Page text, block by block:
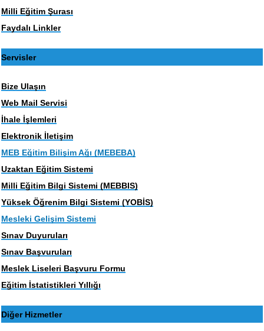
Milli Eğitim Şurası
Faydalı Linkler
Servisler
Bize Ulaşın
Web Mail Servisi
İhale İşlemleri
Elektronik İletişim
MEB Eğitim Bilişim Ağı (MEBEBA)
Uzaktan Eğitim Sistemi
Milli Eğitim Bilgi Sistemi (MEBBIS)
Yüksek Öğrenim Bilgi Sistemi (YOBİS)
Mesleki Gelişim Sistemi
Sınav Duyuruları
Sınav Başvuruları
Meslek Liseleri Başvuru Formu
Eğitim İstatistikleri Yıllığı
Diğer Hizmetler